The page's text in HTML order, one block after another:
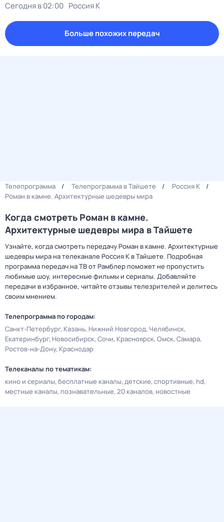
Сегодня в 02:00 Россия К
Больше похожих передач
Телепрограмма Телепрограмма в Тайшете
Россия К
Роман в камне. Архитектурные шедевры мира
Когда смотреть Роман в камне.
Архитектурные шедевры мира в Тайшете
Узнайте, когда смотреть передачу Роман в камне. Архитектурные
шедевры мира на телеканале Россия К в Тайшете. Подробная
программа передач на ТВ от Рамблер поможет не пропустить
любимые шоу, интересные фильмы и сериалы. Добавляйте
передачи в избранное, читайте отзывы телезрителей и делитесь
своим мнением.
Телепрограмма по городам:
Санкт-Петербург Казань Нижний Новгород Челябинск
Екатеринбург Новосибирск Сочи Красноярск Омск Самара
Ростов-на-Дону Краснодар
Телеканалы по тематикам:
кино и сериалы бесплатные каналы детские спортивные hd
местные каналы познавательные 20 каналов новостные